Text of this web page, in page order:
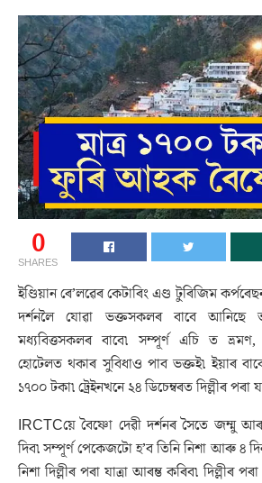
0
SHARES
ইণ্ডিয়ান ৰে’লৱেৰ কেটাৰিং এণ্ড টুৰিজিম
দৰ্শনলৈ যোৱা ভক্তসকলৰ বাবে আনিছে
মধ্যবিত্তসকলৰ বাবে৷ সম্পূৰ্ণ এচি ত ভ্ৰমণ,
হোটেলত থকাৰ সুবিধাও পাব ভক্তই৷ ইয়াৰ
১৭০০ টকা৷ ট্ৰেইনখনে ২৪ ডিচেম্বৰত দিল্লীৰ পৰা
IRCTCয়ে বৈষ্ণো দেৱী দৰ্শনৰ সৈতে জম্মু
দিব৷ সম্পূৰ্ণ পেকেজটো হ’ব তিনি নিশা আৰু ৪
নিশা দিল্লীৰ পৰা যাত্ৰা আৰম্ভ কৰিব৷ দিল্লীৰ